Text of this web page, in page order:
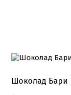
Шоколад Бари